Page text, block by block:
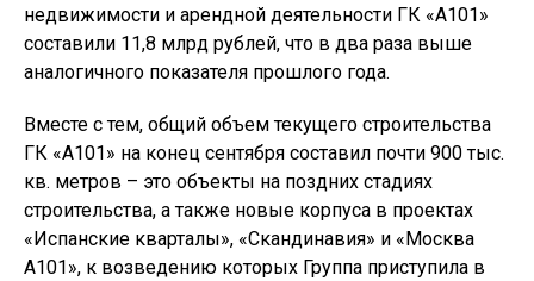
недвижимости и арендной деятельности ГК «А101»
составили 11,8 млрд рублей, что в два раза выше
аналогичного показателя прошлого года.
Вместе с тем, общий объем текущего строительства
ГК «А101» на конец сентября составил почти 900 тыс.
кв. метров – это объекты на поздних стадиях
строительства, а также новые корпуса в проектах
«Испанские кварталы», «Скандинавия» и «Москва
А101», к возведению которых Группа приступила в